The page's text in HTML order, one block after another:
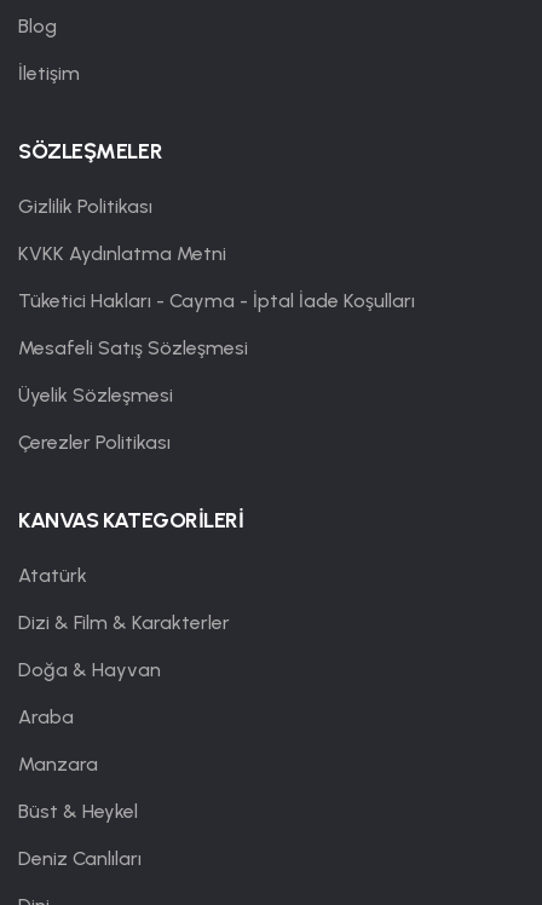
Blog
İletişim
SÖZLEŞMELER
Gizlilik Politikası
KVKK Aydınlatma Metni
Tüketici Hakları - Cayma - İptal İade Koşulları
Mesafeli Satış Sözleşmesi
Üyelik Sözleşmesi
Çerezler Politikası
KANVAS KATEGORİLERİ
Atatürk
Dizi & Film & Karakterler
Doğa & Hayvan
Araba
Manzara
Büst & Heykel
Deniz Canlıları